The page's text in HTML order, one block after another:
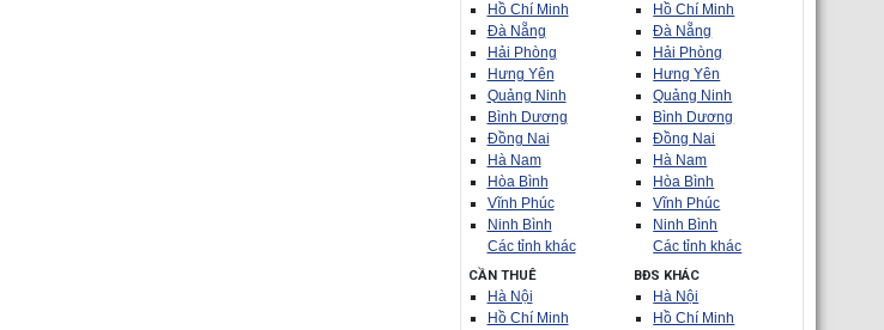
Hồ Chí Minh
Đà Nẵng
Hải Phòng
Hưng Yên
Quảng Ninh
Bình Dương
Đồng Nai
Hà Nam
Hòa Bình
Vĩnh Phúc
Ninh Bình
Các tỉnh khác
Hồ Chí Minh
Đà Nẵng
Hải Phòng
Hưng Yên
Quảng Ninh
Bình Dương
Đồng Nai
Hà Nam
Hòa Bình
Vĩnh Phúc
Ninh Bình
Các tỉnh khác
CẦN THUÊ
Hà Nội
Hồ Chí Minh
BĐS KHÁC
Hà Nội
Hồ Chí Minh